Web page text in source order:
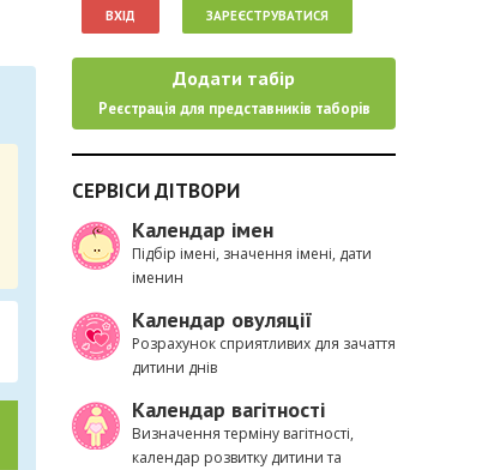
ВХІД ЗАРЕЄСТРУВАТИСЯ
Додати табір
Реєстрація для представників таборів
СЕРВІСИ ДІТВОРИ
Календар імен
Підбір імені, значення імені, дати
іменин
Календар овуляції
Розрахунок сприятливих для зачаття
дитини днів
Календар вагітності
Визначення терміну вагітності,
календар розвитку дитини та